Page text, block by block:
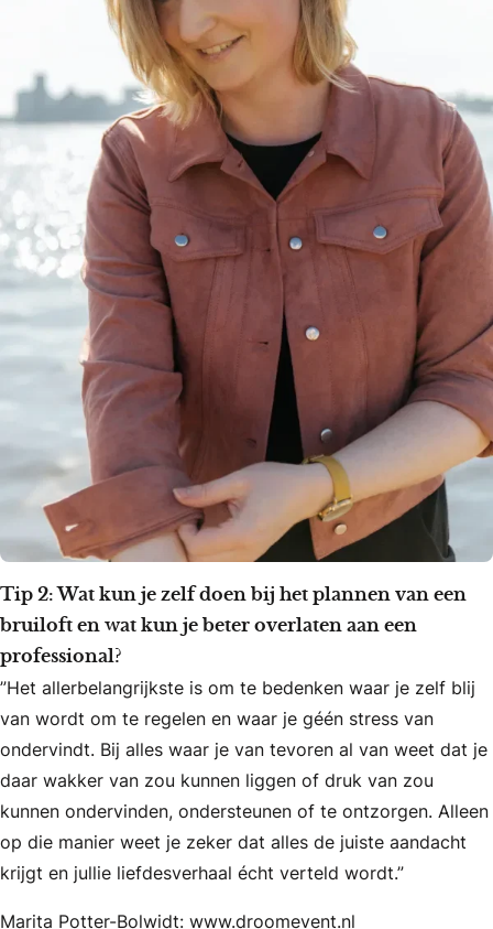
Tip 2: Wat kun je zelf doen bij het plannen van een
bruiloft en wat kun je beter overlaten aan een
professional?
”Het allerbelangrijkste is om te bedenken waar je zelf blij
van wordt om te regelen en waar je géén stress van
ondervindt. Bij alles waar je van tevoren al van weet dat je
daar wakker van zou kunnen liggen of druk van zou
kunnen ondervinden, ondersteunen of te ontzorgen. Alleen
op die manier weet je zeker dat alles de juiste aandacht
krijgt en jullie liefdesverhaal écht verteld wordt.”
Marita Potter-Bolwidt: www.droomevent.nl